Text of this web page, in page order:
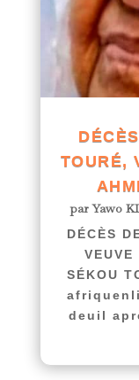
TOURÉ,
parYawo
DÉCÈS
VEUVE
SÉKOU
deuil